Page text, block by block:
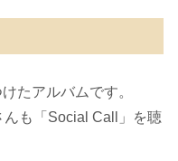
たアルバムです。
も「Social Call」を聴